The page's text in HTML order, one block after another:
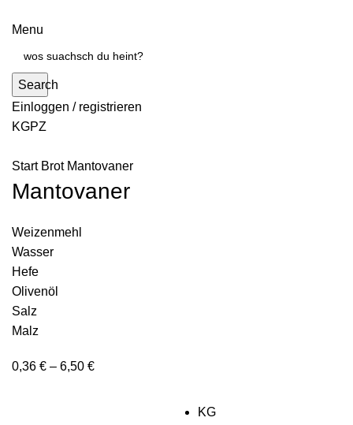
Menu
Search
Einloggen / registrieren
KGPZ
Start Brot Mantovaner
Mantovaner
Weizenmehl
Wasser
Hefe
Olivenöl
Salz
Malz
0,36 € – 6,50 €
KG